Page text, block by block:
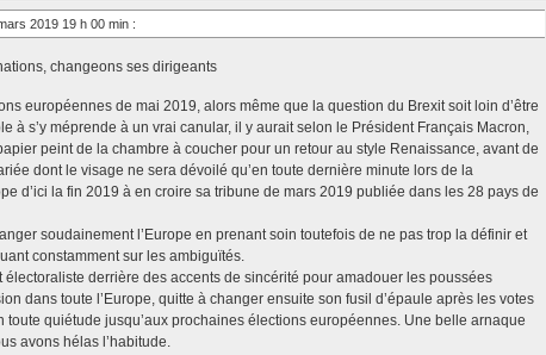
2019 19 h 00 min :
changeons ses dirigeants
européennes de mai 2019, alors même que la question du Brexit soit loin d’être
à s’y méprende à un vrai canular, il y aurait selon le Président Français Macron,
peint de la chambre à coucher pour un retour au style Renaissance, avant de
dont le visage ne sera dévoilé qu’en toute dernière minute lors de la
d’ici la fin 2019 à en croire sa tribune de mars 2019 publiée dans les 28 pays de
soudainement l’Europe en prenant soin toutefois de ne pas trop la définir et
constamment sur les ambiguïtés.
électoraliste derrière des accents de sincérité pour amadouer les poussées
dans toute l’Europe, quitte à changer ensuite son fusil d’épaule après les votes
toute quiétude jusqu’aux prochaines élections européennes. Une belle arnaque
avons hélas l’habitude.